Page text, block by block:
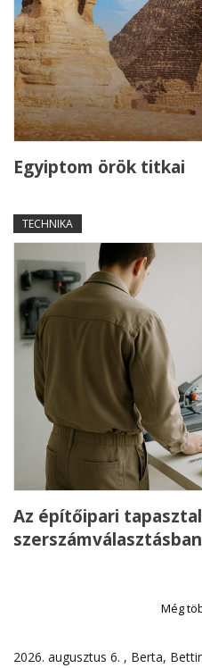
Egyiptom örök titkai
TECHNIKA
Az építőipari
szerszámválasztásban
Még
2026. augusztus 6. , Berta,